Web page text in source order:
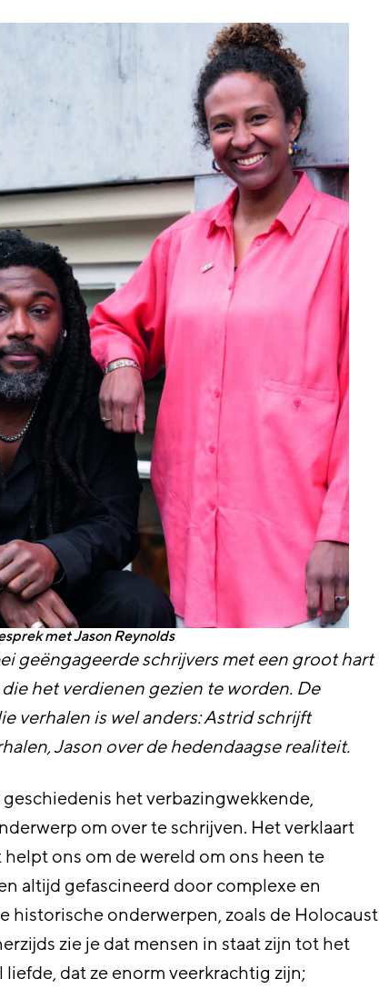
met Jason Reynolds
geëngageerde schrijvers met een groot hart
het verdienen gezien te worden. De
verhalen is wel anders: Astrid schrijft
Jason over de hedendaagse realiteit.
geschiedenis het verbazingwekkende,
om over te schrijven. Het verklaart
helpt ons om de wereld om ons heen te
altijd gefascineerd door complexe en
historische onderwerpen, zoals de Holocaust
zie je dat mensen in staat zijn tot het
liefde, dat ze enorm veerkrachtig zijn;